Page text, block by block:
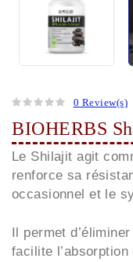
0 Review(s)
BIOHERBS
Le Shilajit agit
renforce sa
occasionnel et le
Il permet
facilite